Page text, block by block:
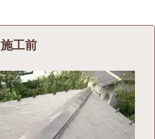
施工前